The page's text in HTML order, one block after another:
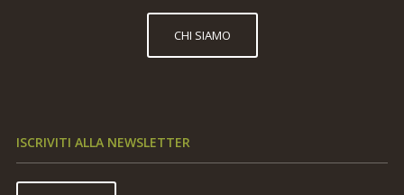
CHI SIAMO
ISCRIVITI ALLA NEWSLETTER